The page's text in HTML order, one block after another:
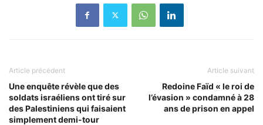
Article précédent
Une enquête révèle que des
soldats israéliens ont tiré sur
des Palestiniens qui faisaient
simplement demi-tour
Article suivant
Redoine Faïd « le roi de
l’évasion » condamné à 28
ans de prison en appel